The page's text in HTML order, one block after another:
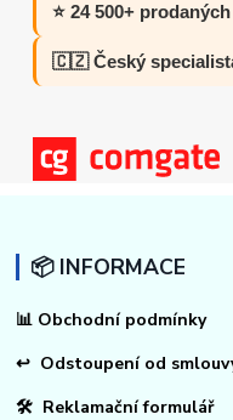
⭐ 24 500+
🇨🇿 Český
📦 INFORMACE
📊 Obchodní podmínky
↩ Odstoupení od
🛠 Reklamační formulář